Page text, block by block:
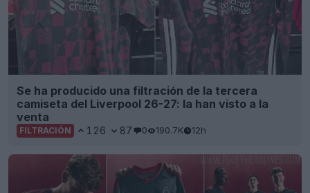
Se ha producido una filtración de la tercera
camiseta del Liverpool 26-27: la han visto a la
venta
FILTRACIÓN 126 87 0 190.7K 12h